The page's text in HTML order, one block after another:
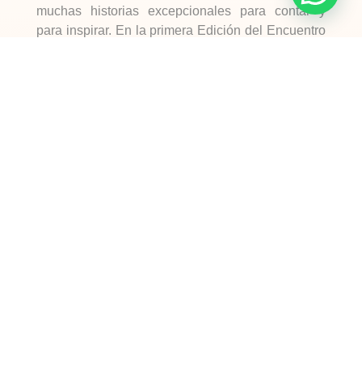
muchas historias excepcionales para contar y
para inspirar. En la primera Edición del Encuentro